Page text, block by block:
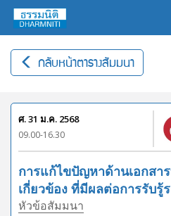
กลับหน้าตารางสัมมนา
ศ. 31 ม.ค. 2568
09.00-16.30
การแก้ไขปัญหาด้านเอกสา
เกี่ยวข้อง ที่มีผลต่อการรับรู้
หัวข้อสัมมนา